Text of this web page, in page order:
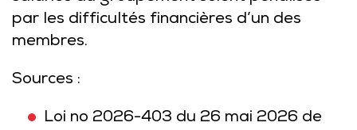
par les difficultés financières d’un des
membres.
Sources :
Loi no 2026-403 du 26 mai 2026 de